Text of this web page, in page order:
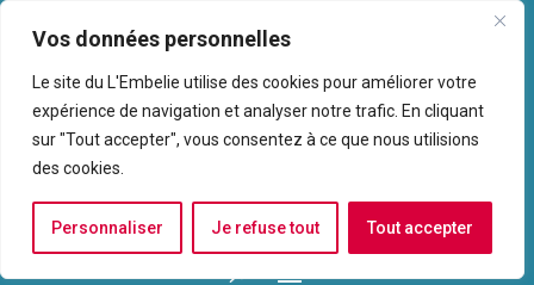
Vos données personnelles
Le site du L'Embelie utilise des cookies pour améliorer votre
expérience de navigation et analyser notre trafic. En cliquant
sur "Tout accepter", vous consentez à ce que nous utilisions
des cookies.
Personnaliser Je refuse tout Tout accepter